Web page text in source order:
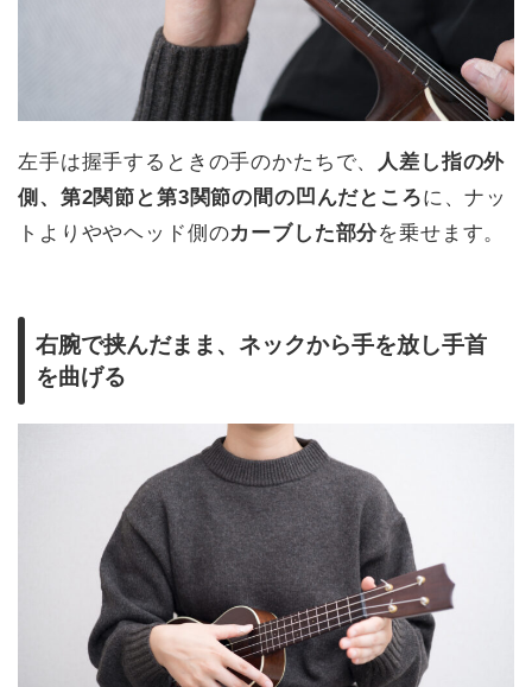
左手は握手するときの手のかたちで、 人差し指の外
側、第2関節と第3関節の間の凹んだところに、ナッ
トよりややヘッド側のカーブした部分を乗せます。
右腕で挟んだまま、ネックから手を放し手首
を曲げる